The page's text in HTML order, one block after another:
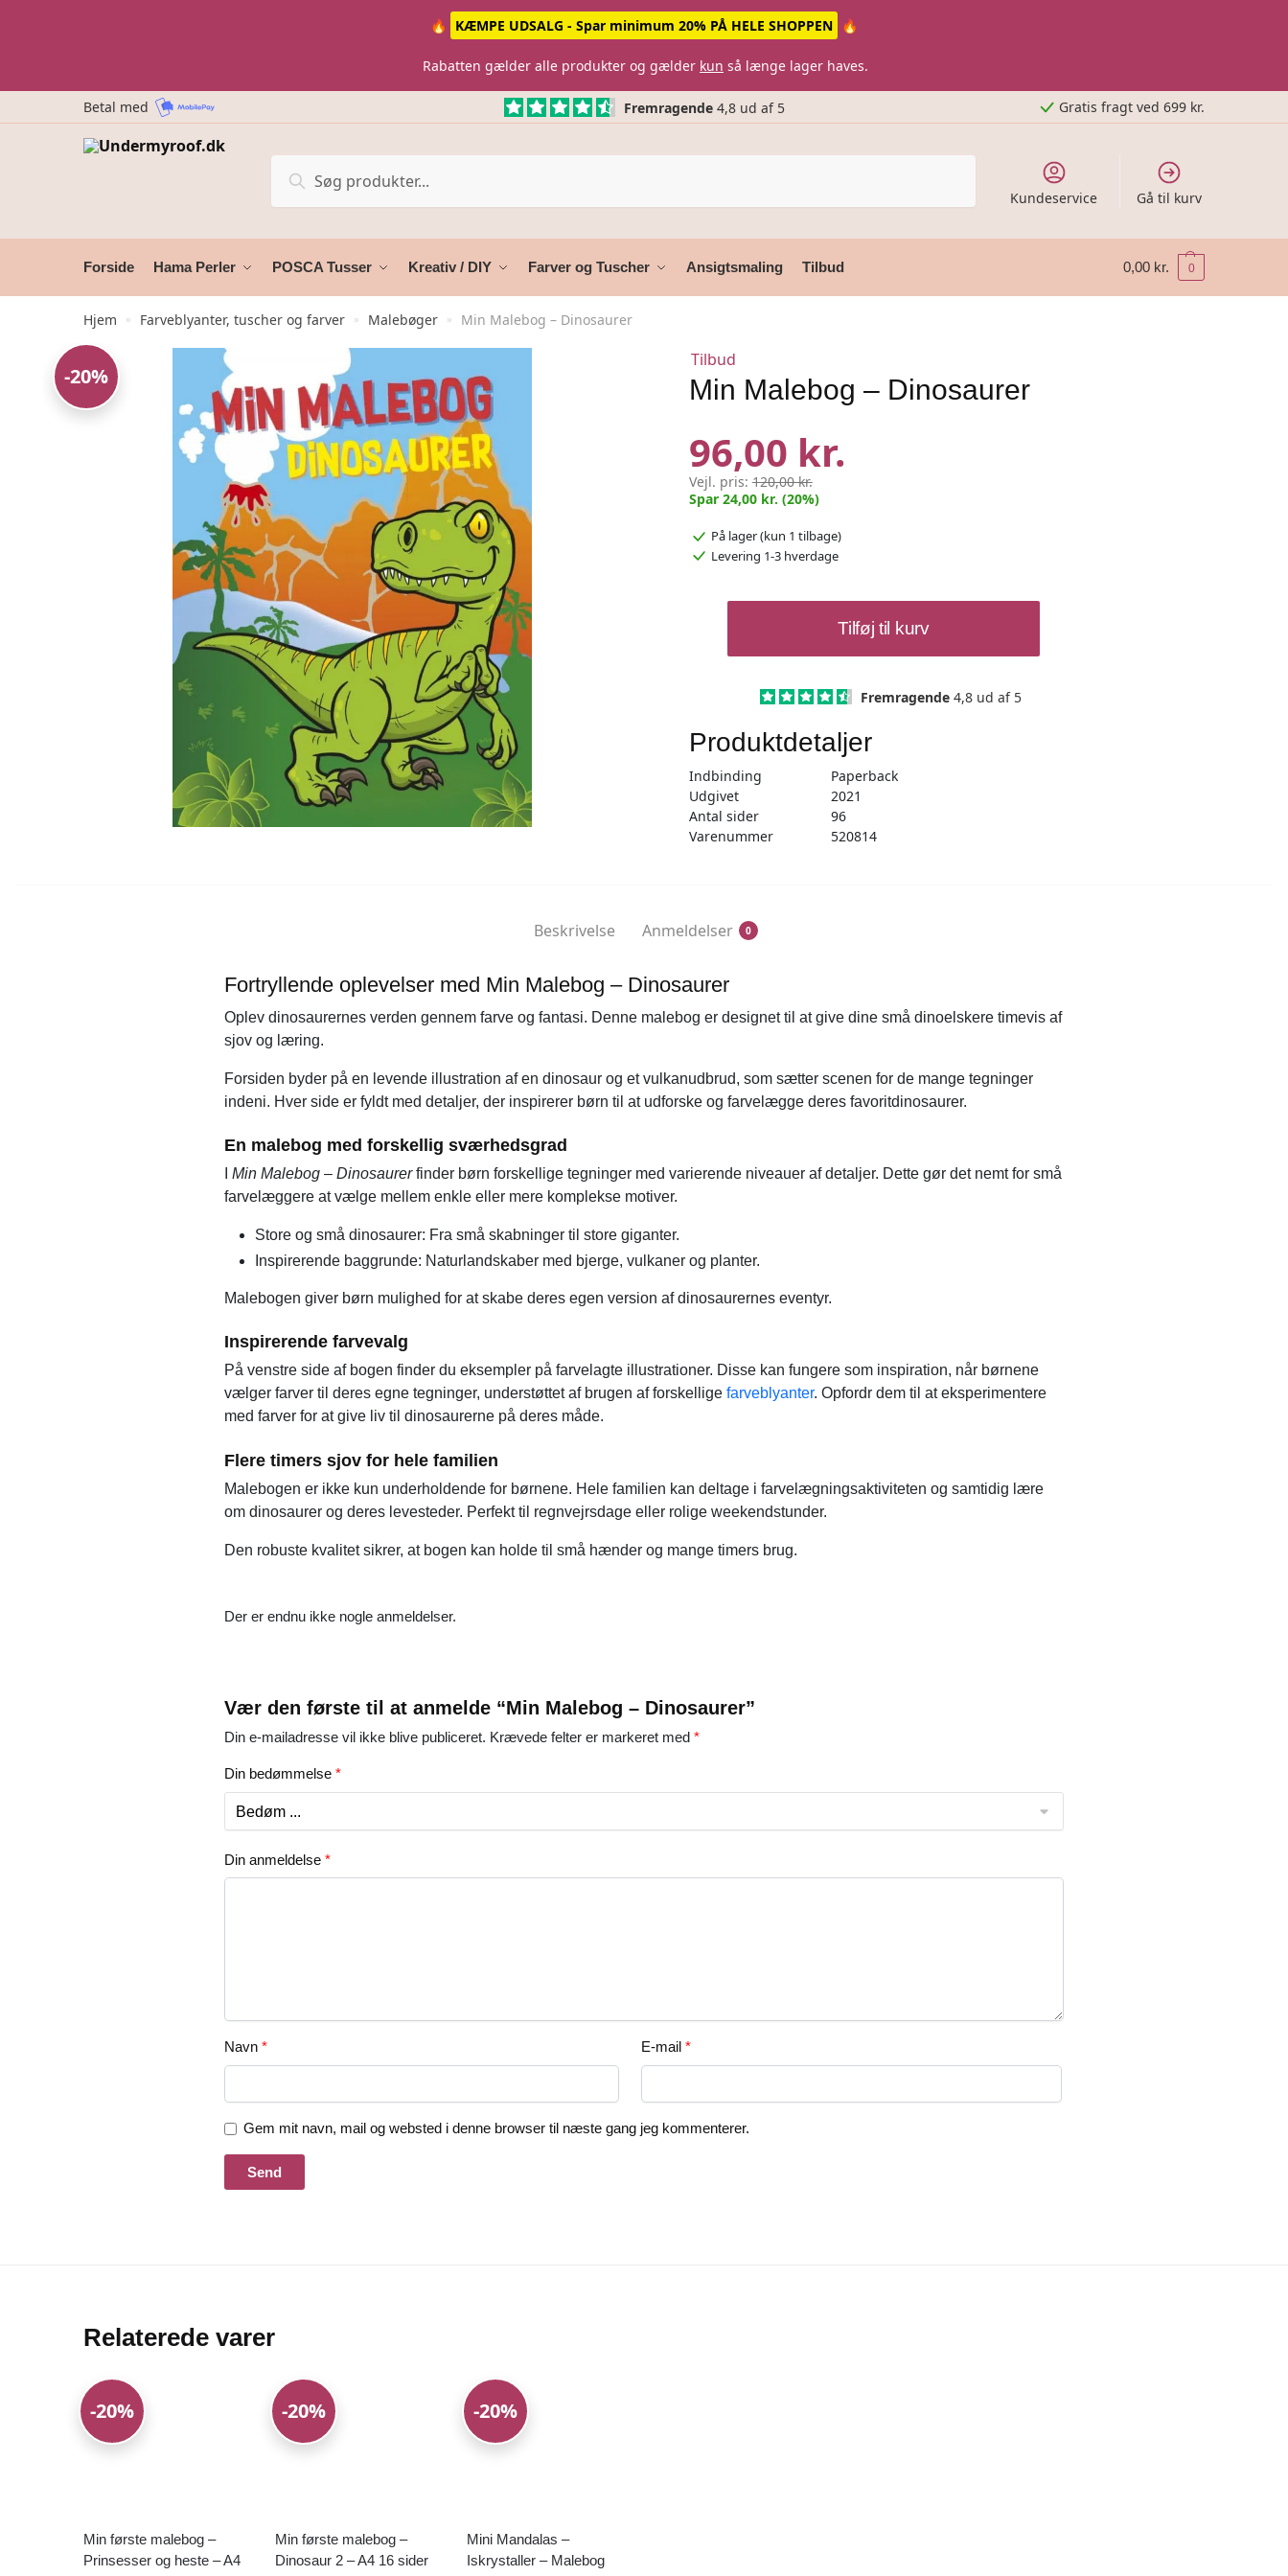
🔥 KÆMPE UDSALG - Spar minimum 20% PÅ HELE SHOPPEN 🔥
Rabatten gælder alle produkter og gælder kun så længe lager haves.
Betal med Fremragende4,8 ud af 5 Gratis fragt ved 699 kr.
efter:
Søg
Kundeservice Gå til kurv
Forside Hama Perler POSCA Tusser Kreativ / DIY Farver og Tuscher Ansigtsmaling Tilbud 0,00 kr. 0
Hjem » Farveblyanter, tuscher og farver » Malebøger » Min Malebog – Dinosaurer
-20%
Tilbud
Min Malebog – Dinosaurer
96,00 kr.
Vejl. pris:120,00 kr.
Spar 24,00 kr. (20%)
På lager(kun 1 tilbage)
Levering 1-3 hverdage
Tilføj til kurv
Fremragende4,8 ud af 5
Produktdetaljer
Indbinding
Paperback
Udgivet
2021
Antal sider
96
Varenummer
520814
Beskrivelse Anmeldelser 0
Fortryllende oplevelser med Min Malebog – Dinosaurer
Oplev dinosaurernes verden gennem farve og fantasi. Denne malebog er designet til at give dine små dinoelskere timevis af
sjov og læring.
Forsiden byder på en levende illustration af en dinosaur og et vulkanudbrud, som sætter scenen for de mange tegninger
indeni. Hver side er fyldt med detaljer, der inspirerer børn til at udforske og farvelægge deres favoritdinosaurer.
En malebog med forskellig sværhedsgrad
Min Malebog – Dinosaurerfinder børn forskellige tegninger med varierende niveauer af detaljer. Dette gør det nemt for små
farvelæggere at vælge mellem enkle eller mere komplekse motiver.
Store og små dinosaurer: Fra små skabninger til store giganter.
Inspirerende baggrunde: Naturlandskaber med bjerge, vulkaner og planter.
Malebogen giver børn mulighed for at skabe deres egen version af dinosaurernes eventyr.
Inspirerende farvevalg
På venstre side af bogen finder du eksempler på farvelagte illustrationer. Disse kan fungere som inspiration, når børnene
vælger farver til deres egne tegninger, understøttet af brugen af forskellige farveblyanter. Opfordr dem til at eksperimentere
med farver for at give liv til dinosaurerne på deres måde.
Flere timers sjov for hele familien
Malebogen er ikke kun underholdende for børnene. Hele familien kan deltage i farvelægningsaktiviteten og samtidig lære
om dinosaurer og deres levesteder. Perfekt til regnvejrsdage eller rolige weekendstunder.
Den robuste kvalitet sikrer, at bogen kan holde til små hænder og mange timers brug.
Der er endnu ikke nogle anmeldelser.
Vær den første til at anmelde “Min Malebog – Dinosaurer”
Din e-mailadresse vil ikke blive publiceret. Krævede felter er markeret med *
Din bedømmelse *
Din anmeldelse *
Navn * E-mail*
Gem mit navn, mail og websted i denne browser til næste gang jeg kommenterer.
Relaterede varer
-20%
Min første malebog –
Prinsesser og heste – A4
-20%
Min første malebog –
Dinosaur 2 – A4 16 sider
-20%
Mini Mandalas –
Iskrystaller – Malebog